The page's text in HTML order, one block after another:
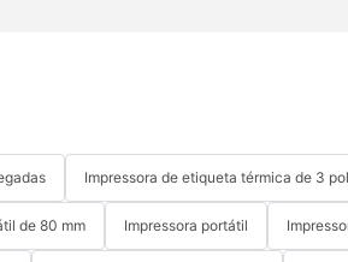
Impressora de etiqueta térmica de 3
de 80 mm Impressora portátil